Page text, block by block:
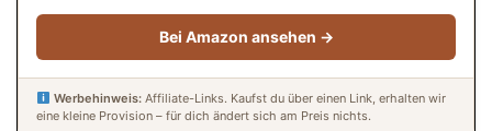
Bei Amazon ansehen →
Werbehinweis:Affiliate-Links. Kaufst du über einen Link, erhalten wir
eine kleine Provision – für dich ändert sich am Preis nichts.